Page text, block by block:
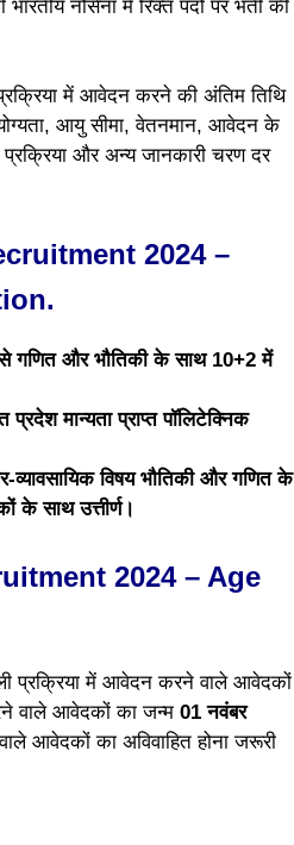
नौसेना में रिक्त पदों पर भर्ती की
में आवेदन करने की अंतिम तिथि
आयु सीमा, वेतनमान, आवेदन के
और अन्य जानकारी चरण दर
2024 –
से गणित और भौतिकी के साथ 10+2 में
मान्यता प्राप्त पॉलिटेक्निक
व्यावसायिक विषय भौतिकी और गणित के
के साथ उत्तीर्ण।
2024 – Age
प्रक्रिया में आवेदन करने वाले आवेदकों
वाले आवेदकों का जन्म 01 नवंबर
आवेदकों का अविवाहित होना जरूरी